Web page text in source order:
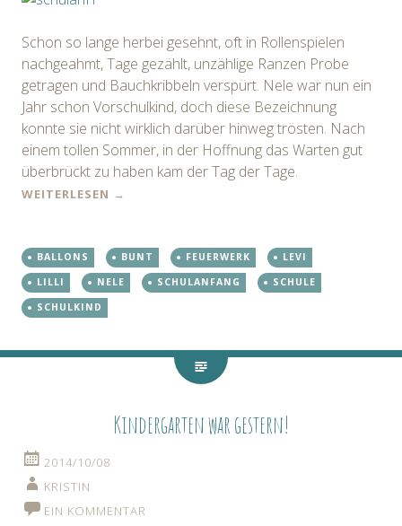
Schon so lange herbei gesehnt, oft in Rollenspielen
nachgeahmt, Tage gezählt, unzählige Ranzen Probe
getragen und Bauchkribbeln verspürt. Nele war nun ein
Jahr schon Vorschulkind, doch diese Bezeichnung
konnte sie nicht wirklich darüber hinweg trösten. Nach
einem tollen Sommer, in der Hoffnung das Warten gut
überbrückt zu haben kam der Tag der Tage.
WEITERLESEN →
BALLONS BUNT FEUERWERK
LEVI
LILLI
NELE SCHULANFANG
SCHULE
SCHULKIND
Kindergarten war gestern!
2014/10/08
KRISTIN
EIN KOMMENTAR